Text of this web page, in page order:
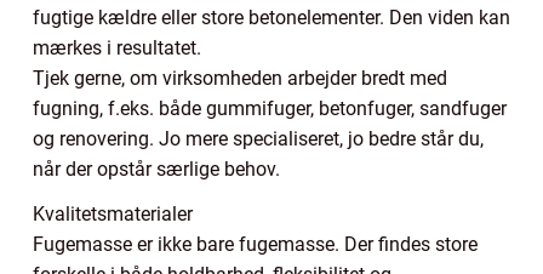
fugtige kældre eller store betonelementer. Den viden kan
mærkes i resultatet.
Tjek gerne, om virksomheden arbejder bredt med
fugning, f.eks. både gummifuger, betonfuger, sandfuger
og renovering. Jo mere specialiseret, jo bedre står du,
når der opstår særlige behov.
Kvalitetsmaterialer
Fugemasse er ikke bare fugemasse. Der findes store